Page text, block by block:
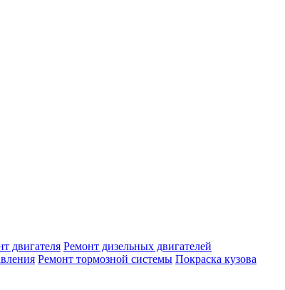
двигателя Ремонт дизельных двигателей
Ремонт тормозной системы Покраска кузова